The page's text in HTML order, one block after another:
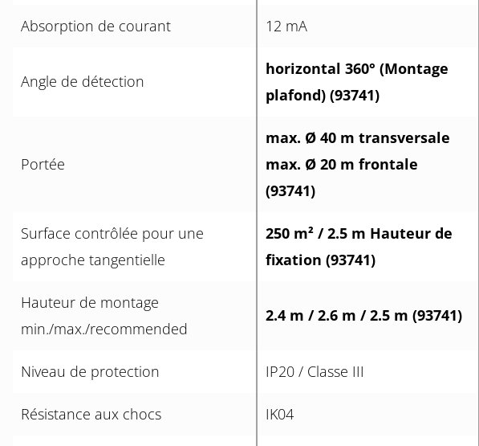
Absorption de courant 12 mA
Angle de détection
horizontal 360° (Montage
plafond) (93741)
Portée
max. Ø 40 m transversale
max. Ø 20 m frontale
(93741)
Surface contrôlée pour une
approche tangentielle
250 m² / 2.5 m Hauteur de
fixation (93741)
Hauteur de montage
min./max./recommended
2.4 m / 2.6 m / 2.5 m (93741)
Niveau de protection IP20 / Classe III
Résistance aux chocs IK04